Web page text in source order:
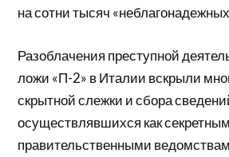
на сотни тысяч
Разоблачения преступной
ложи «П-2» в Италии вскрыли
скрытной слежки и сбора
осуществлявшихся как
правительственными